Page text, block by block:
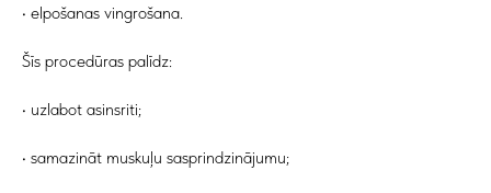
• elpošanas vingrošana.
Šīs procedūras palīdz:
• uzlabot asinsriti;
• samazināt muskuļu sasprindzinājumu;